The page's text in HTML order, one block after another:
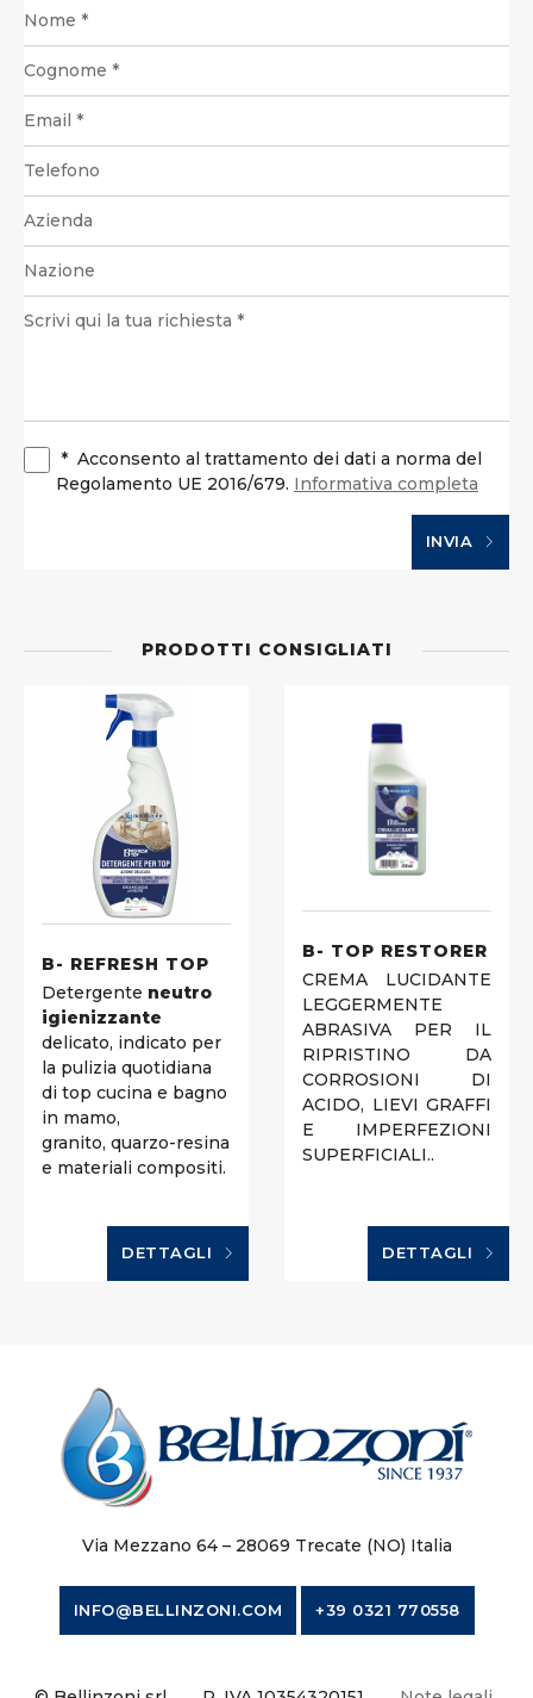
* Acconsento al trattamento dei dati a norma del
Regolamento UE 2016/679. Informativa completa
INVIA
PRODOTTI CONSIGLIATI
B- REFRESH TOP
Detergente neutro
igienizzante
delicato, indicato per
la pulizia quotidiana
di top cucina e bagno
in mamo,
granito, quarzo-resina
e materiali compositi.
DETTAGLI
B- TOP RESTORER
CREMA LUCIDANTE
LEGGERMENTE
ABRASIVA PER IL
RIPRISTINO DA
CORROSIONI DI
ACIDO, LIEVI GRAFFI
E IMPERFEZIONI
SUPERFICIALI..
DETTAGLI
Via Mezzano 64 – 28069 Trecate (NO) Italia
INFO@BELLINZONI.COM +39 0321 770558